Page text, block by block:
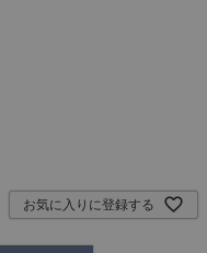
お気に入りに登録する